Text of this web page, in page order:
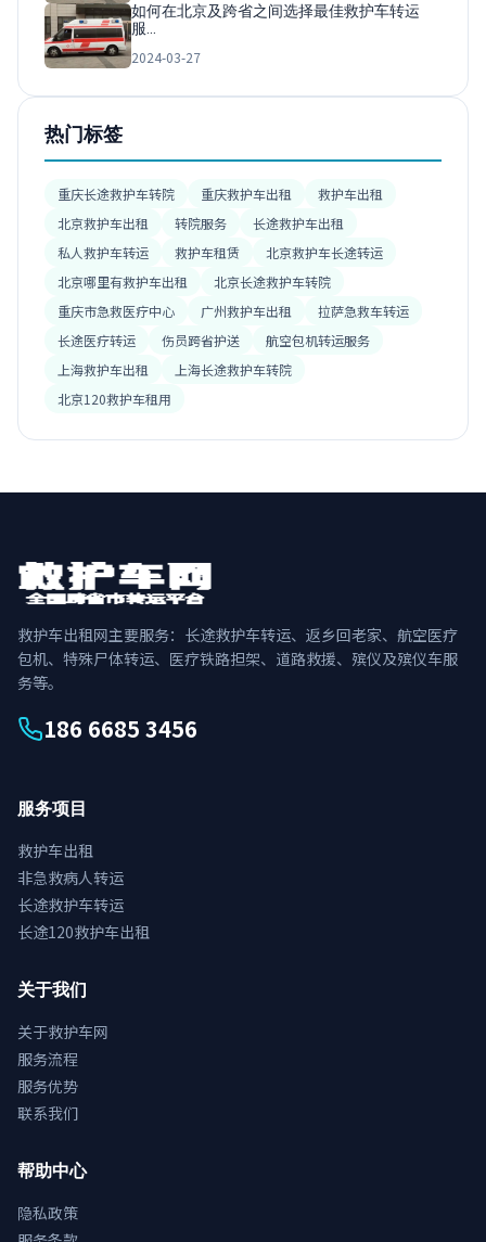
如何在北京及跨省之间选择最佳救护车转运
服…
2024-03-27
热门标签
重庆长途救护车转院 重庆救护车出租
救护车出租
北京救护车出租
转院服务
长途救护车出租
私人救护车转运
救护车租赁
北京救护车长途转运
北京哪里有救护车出租
北京长途救护车转院
重庆市急救医疗中心
广州救护车出租
拉萨急救车转运
长途医疗转运
伤员跨省护送
航空包机转运服务
上海救护车出租
上海长途救护车转院
北京120救护车租用
救护车出租网主要服务：长途救护车转运、返乡回老家、航空医疗
包机、特殊尸体转运、医疗铁路担架、道路救援、殡仪及殡仪车服
务等。
186 6685 3456
服务项目
救护车出租
非急救病人转运
长途救护车转运
长途120救护车出租
关于我们
关于救护车网
服务流程
服务优势
联系我们
帮助中心
隐私政策